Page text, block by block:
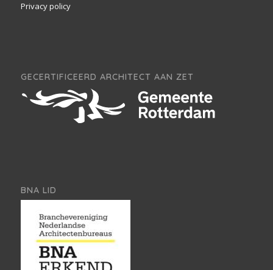
Privacy policy
GECERTIFICEERD ARCHITECT AAN ZET
BNA LID